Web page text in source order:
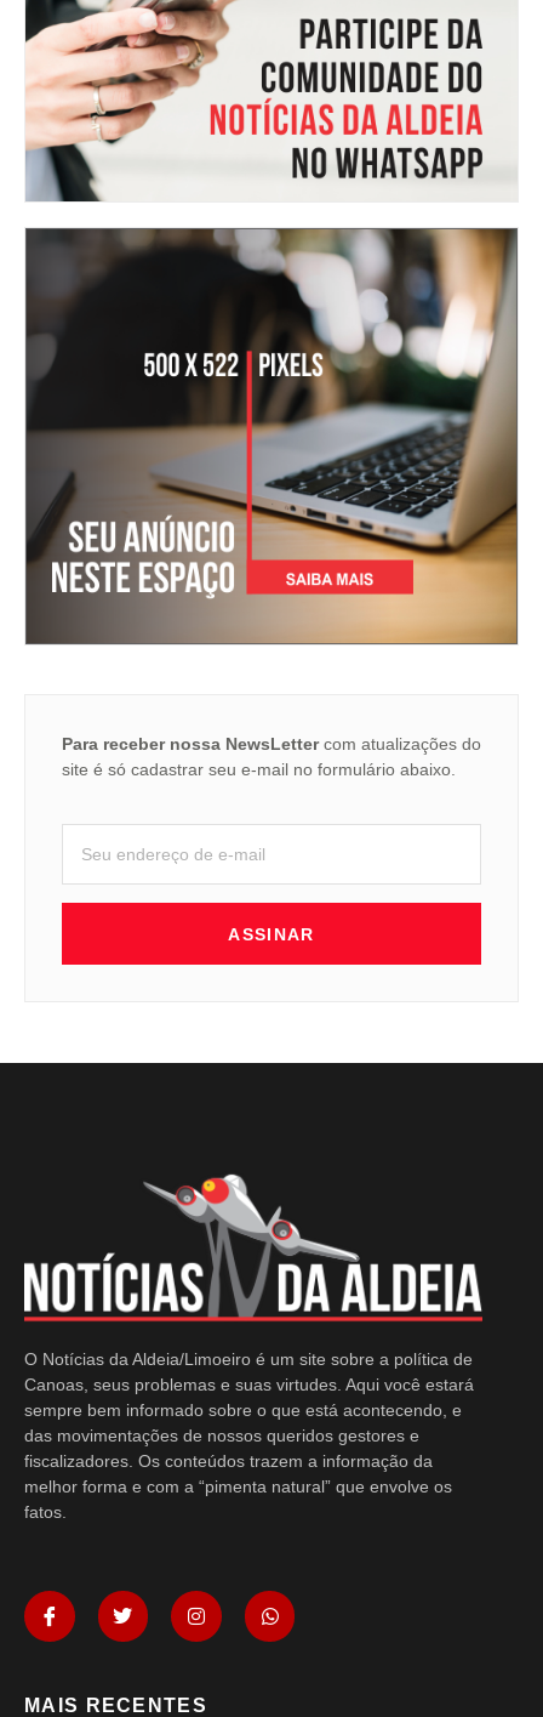
Para receber nossa NewsLettercom atualizações do
site é só cadastrar seu e-mail no formulário abaixo.
ASSINAR
O Notícias da Aldeia/Limoeiro é um site sobre a política de
Canoas, seus problemas e suas virtudes. Aqui você estará
sempre bem informado sobre o que está acontecendo, e
das movimentações de nossos queridos gestores e
fiscalizadores. Os conteúdos trazem a informação da
melhor forma e com a “pimenta natural” que envolve os
fatos.
MAIS RECENTES